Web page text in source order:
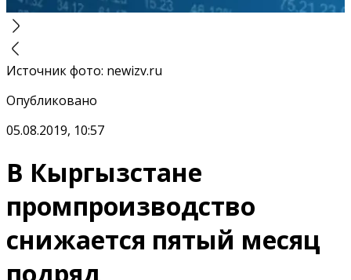
Источник фото: newizv.ru
Опубликовано
05.08.2019, 10:57
В Кыргызстане
промпроизводство
снижается пятый месяц